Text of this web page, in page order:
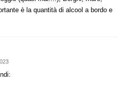
è la quantità di alcool a bordo e